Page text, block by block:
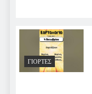
ΓΙΟΡΤΈΣ